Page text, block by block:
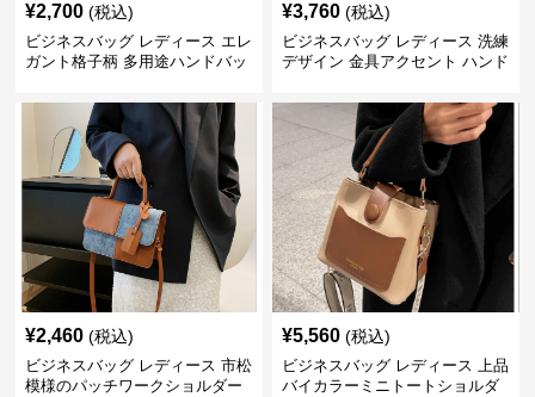
¥2,700 (税込)
ビジネスバッグ レディース エレ
ガント格子柄 多用途ハンドバッ
¥3,760 (税込)
ビジネスバッグ レディース 洗練
デザイン 金具アクセント ハンド
¥2,460 (税込)
ビジネスバッグ レディース 市松
模様のパッチワークショルダー
¥5,560 (税込)
ビジネスバッグ レディース 上品
バイカラーミニトートショルダ